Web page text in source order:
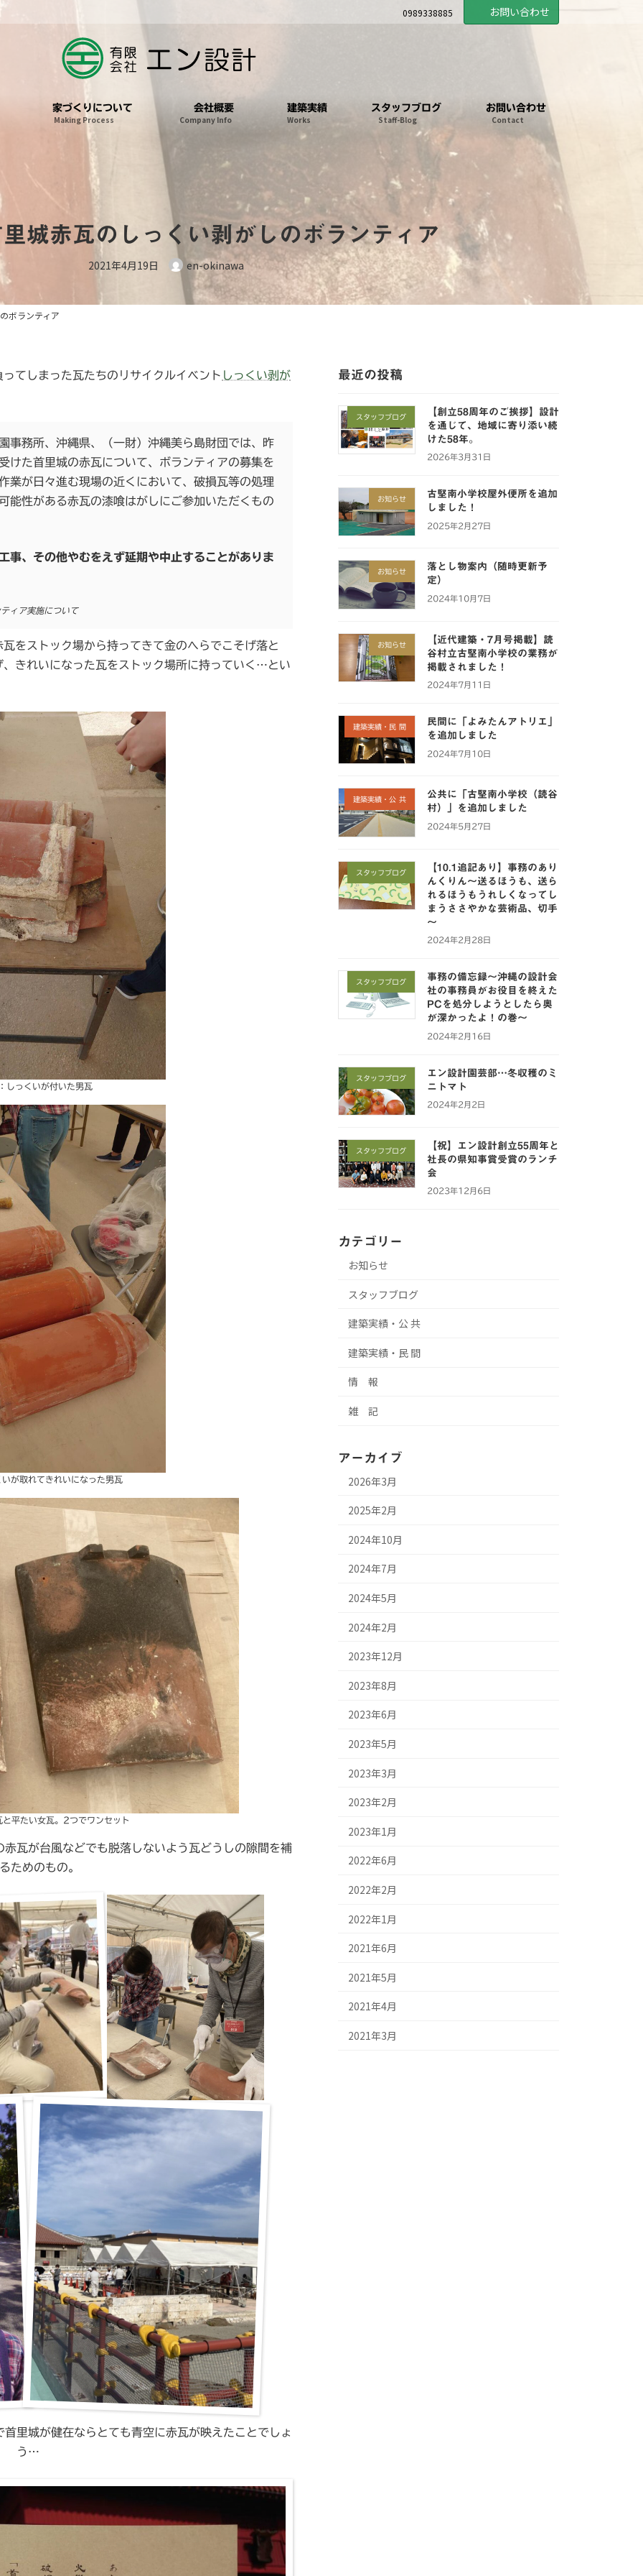
0989338885 お問い合わせ
家づくりについて
Making Process
会社概要
Company Info
建築実績
Works
スタッフブログ
Staff-Blog
お問い合わせ
Contact
城赤瓦のしっくい剥がしのボランティア
2021年4月19日 en-okinawa
ボランティア
てしまった瓦たちのリサイクルイベント しっくい剥が
務所、沖縄県、（一財）沖縄美ら島財団では、昨
た首里城の赤瓦について、ボランティアの募集を
業が日々進む現場の近くにおいて、破損瓦等の処理
能性がある赤瓦の漆喰はがしにご参加いただくもの
、その他やむをえず延期や中止することがありま
ィア実施について
をストック場から持ってきて金のへらでこそげ落と
きれいになった瓦をストック場所に持っていく…とい
しっくいが付いた男瓦
が取れてきれいになった男瓦
と平たい女瓦。2つでワンセット
瓦が台風などでも脱落しないよう瓦どうしの隙間を補
ためのもの。
里城が健在ならとても青空に赤瓦が映えたことでしょ
う…
最近の投稿
スタッフブログ
【創立58周年のご挨拶】設計
を通じて、地域に寄り添い続
けた58年。
2026年3月31日
お知らせ
古堅南小学校屋外便所を追加
しました！
2025年2月27日
お知らせ
落とし物案内（随時更新予
定）
2024年10月7日
お知らせ
【近代建築・7月号掲載】読
谷村立古堅南小学校の業務が
掲載されました！
2024年7月11日
建築実績・民 間
民間に「よみたんアトリエ」
を追加しました
2024年7月10日
建築実績・公 共
公共に「古堅南小学校（読谷
村）」を追加しました
2024年5月27日
スタッフブログ
【10.1追記あり】事務のあり
んくりん～送るほうも、送ら
れるほうもうれしくなってし
まうささやかな芸術品、切手
～
2024年2月28日
スタッフブログ
事務の備忘録～沖縄の設計会
社の事務員がお役目を終えた
PCを処分しようとしたら奥
が深かったよ！の巻～
2024年2月16日
スタッフブログ
エン設計園芸部…冬収穫のミ
ニトマト
2024年2月2日
スタッフブログ
【祝】エン設計創立55周年と
社長の県知事賞受賞のランチ
会
2023年12月6日
カテゴリー
お知らせ
スタッフブログ
建築実績・公 共
建築実績・民 間
情 報
雑 記
アーカイブ
2026年3月
2025年2月
2024年10月
2024年7月
2024年5月
2024年2月
2023年12月
2023年8月
2023年6月
2023年5月
2023年3月
2023年2月
2023年1月
2022年6月
2022年2月
2022年1月
2021年6月
2021年5月
2021年4月
2021年3月